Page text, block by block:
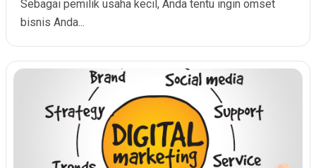
Sebagai pemilik usaha kecil, Anda tentu ingin omset
bisnis Anda...